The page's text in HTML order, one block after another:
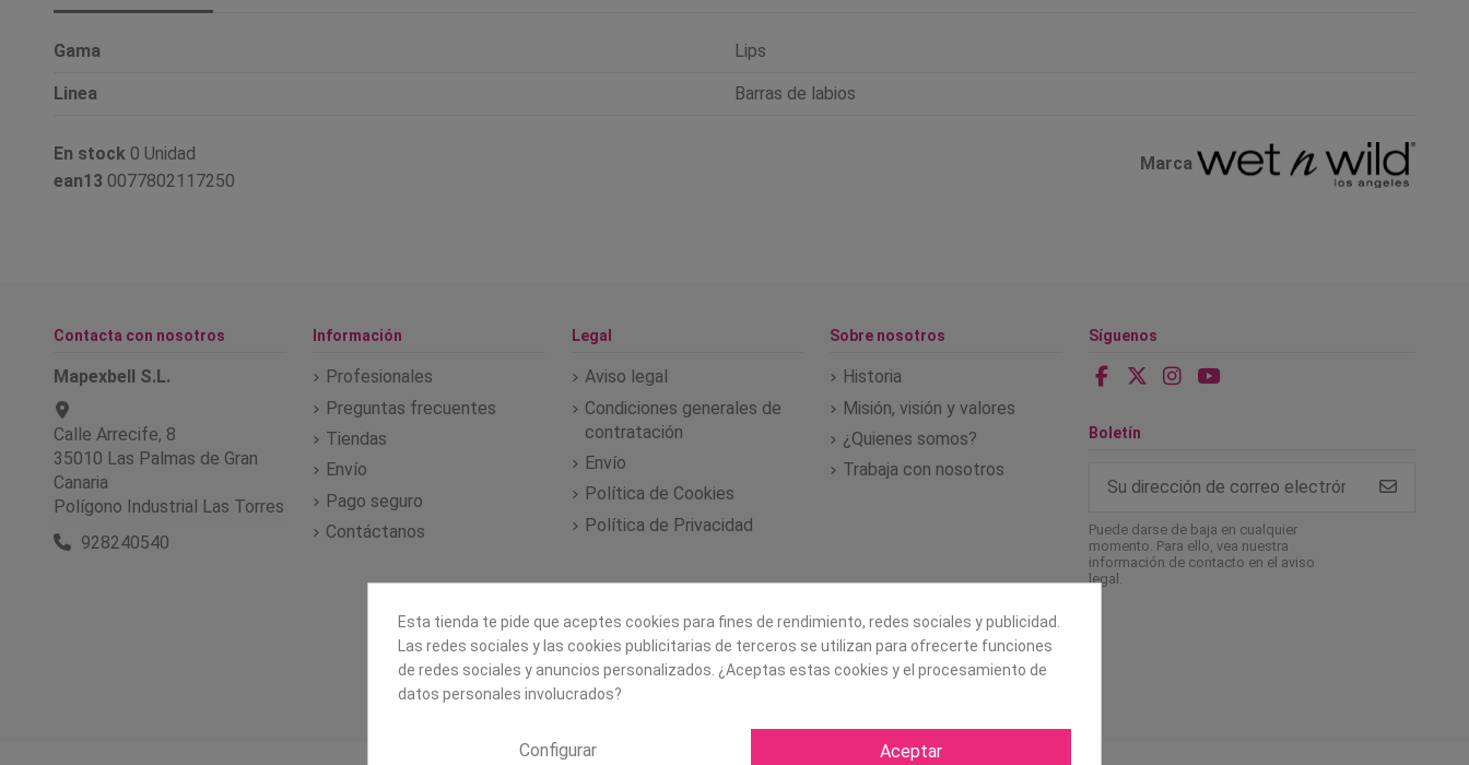
Gama Lips
Linea Barras de labios
Marca
En stock 0 Unidad
ean13 0077802117250
Contacta con nosotros
Mapexbell S.L.
Calle Arrecife, 8
35010 Las Palmas de Gran
Canaria
Polígono Industrial Las Torres
928240540
Información
Profesionales
Preguntas frecuentes
Tiendas
Envío
Pago seguro
Contáctanos
Legal
Aviso legal
Condiciones generales de
contratación
Envío
Política de Cookies
Política de Privacidad
Sobre nosotros
Historia
Misión, visión y valores
¿Quienes somos?
Trabaja con nosotros
Síguenos
Boletín
Puede darse de baja en cualquier
momento. Para ello, vea nuestra
información de contacto en el aviso
legal.
Esta tienda te pide que aceptes cookies para fines de rendimiento, redes sociales y publicidad.
Las redes sociales y las cookies publicitarias de terceros se utilizan para ofrecerte funciones
de redes sociales y anuncios personalizados. ¿Aceptas estas cookies y el procesamiento de
datos personales involucrados?
Configurar Aceptar